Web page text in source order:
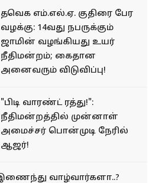
தவெக எம்.எல்.ஏ. குதிரை பேர
வழக்கு: 14வது நபருக்கும்
ஜாமின் வழங்கியது உயர்
நீதிமன்றம்; கைதான
அனைவரும் விடுவிப்பு!
"பிடி வாரண்ட் ரத்து!":
நீதிமன்றத்தில் முன்னாள்
அமைச்சர் பொன்முடி நேரில்
ஆஜர்!
மீண்டும் இணைந்து